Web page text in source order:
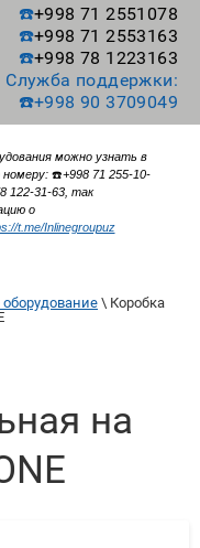
☎️+998 71 2551078
☎️+998 71 2553163
☎️+998 78 1223163
Служба поддержки:
☎️+998 90 3709049
можно узнать в
☎️+998 71 255-10-
122-31-63, так
о
t.me/Inlinegroupuz
оборудование \ Коробка
на